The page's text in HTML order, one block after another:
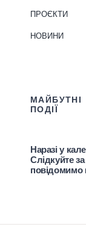
ПРОЄКТИ
НОВИНИ
МАЙБУТНІ
ПОДІЇ
Наразі у
Слідкуйте
повідомимо